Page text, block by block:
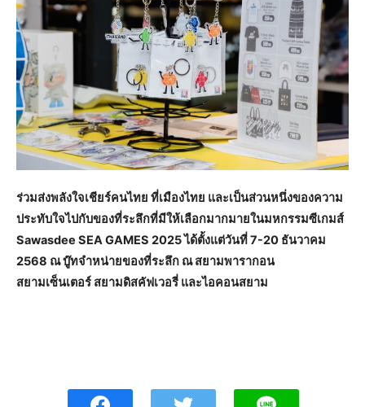
ร่วมส่งพลังใจเชียร์คนไทย ที่เมืองไทย และเป็นส่วนหนึ่งของความ
ประทับใจไปกับของที่ระลึกที่มีให้เลือกมากมายในมหกรรมซีเกมส์
Sawasdee SEA GAMES 2025 ได้ตั้งแต่วันที่ 7-20 ธันวาคม
2568 ณ บู๊ทจำหน่ายของที่ระลึก ณ สยามพารากอน
สยามเซ็นเตอร์ สยามดิสคัฟเวอรี่ และไอคอนสยาม